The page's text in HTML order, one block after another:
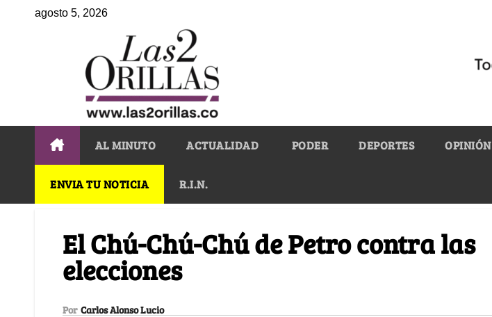
agosto 5, 2026
AL MINUTO ACTUALIDAD PODER DEPORTES OPINIÓN
ENVIA TU NOTICIA R.I.N.
El Chú-Chú-Chú de Petro contra las
elecciones
Por Carlos Alonso Lucio